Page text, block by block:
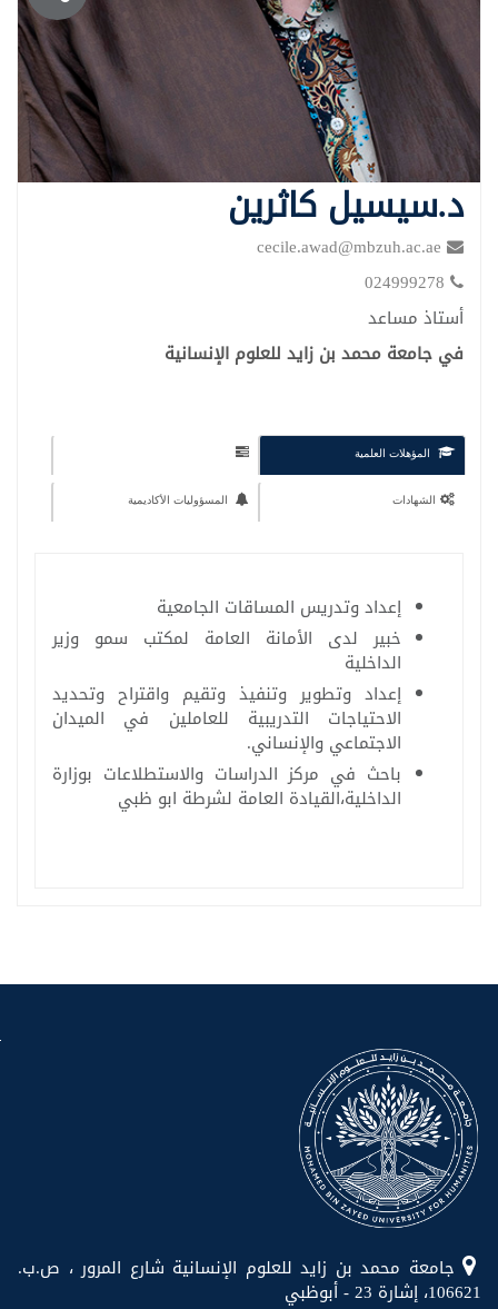
د.سيسيل كاثرين
أستاذ مساعد
في جامعة محمد بن زايد للعلوم الإنسانية
المؤهلات العلمية
الشهادات المسؤوليات الأكاديمية
إعداد وتدريس المساقات الجامعية
خبير لدى الأمانة العامة لمكتب سمو وزير
الداخلية
إعداد وتطوير وتنفيذ وتقيم واقتراح وتحديد
الاحتياجات التدريبية للعاملين في الميدان
الاجتماعي والإنساني.
باحث في مركز الدراسات والاستطلاعات بوزارة
الداخلية،القيادة العامة لشرطة ابو ظبي
جامعة محمد بن زايد للعلوم الإنسانية شارع المرور ، ص.ب.
106621، إشارة 23 - أبوظبي